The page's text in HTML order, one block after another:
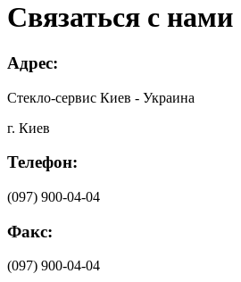
Связаться с нами
Адрес:
Cтекло-сервис Киев - Украина
г. Киев
Телефон:
(097) 900-04-04
Факс:
(097) 900-04-04